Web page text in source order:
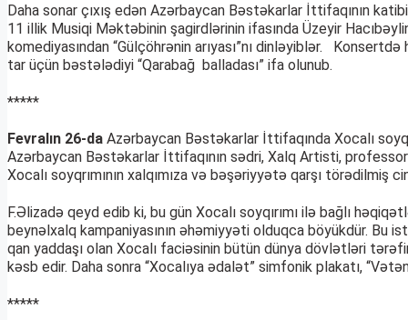
Daha sonar çıxış edən Azərbaycan Bəstəkarlar İttifaqının
11 illik Musiqi Məktəbinin şagirdlərinin ifasında Üzeyir
komediyasından “Gülçöhrənin arıyası”nı dinləyiblər.
tar üçün bəstələdiyi “Qarabağ balladası” ifa olunub.
*****
Fevralın 26-da Azərbaycan Bəstəkarlar İttifaqında Xocalı
Azərbaycan Bəstəkarlar İttifaqının sədri, Xalq Artisti,
Xocalı soyqrımının xalqımıza və bəşəriyyətə qarşı
F.Əlizadə qeyd edib ki, bu gün Xocalı soyqırımı ilə bağlı
beynəlxalq kampaniyasının əhəmiyyəti olduqca böyükdür. Bu
qan yaddaşı olan Xocalı faciəsinin bütün dünya dövlətləri
kəsb edir. Daha sonra “Xocalıya ədalət” simfonik plakatı,
*****